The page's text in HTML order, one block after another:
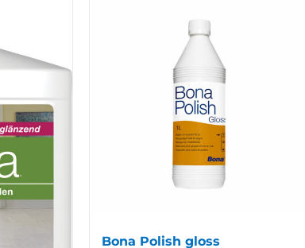
Bona Polish gloss